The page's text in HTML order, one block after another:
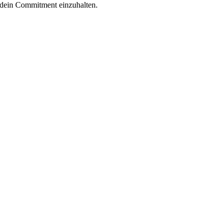
Commitment einzuhalten.